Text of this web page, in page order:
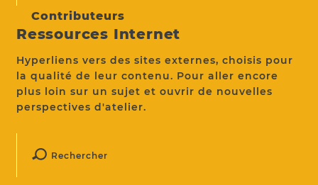
Ressources Internet
Hyperliens vers des sites externes, choisis pour
la qualité de leur contenu. Pour aller encore
plus loin sur un sujet et ouvrir de nouvelles
perspectives d'atelier.
Contributeurs
Rechercher